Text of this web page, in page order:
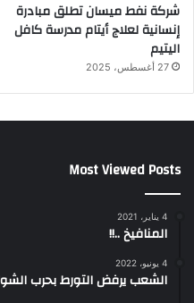
شركة نفط ميسان تطلق مبادرة
إنسانية لعلاج أيتام مدرسة كافل
اليتيم
27 أغسطس، 2025
Most Viewed Posts
4 يناير، 2021
المنافيخ ..!!
4 يونيو، 2022
الشعب يرفض التورط بحرب